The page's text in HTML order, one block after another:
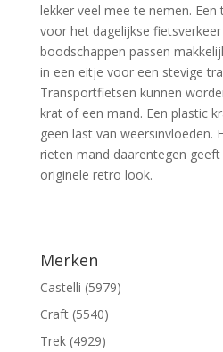
lekker veel mee te nemen.
voor het dagelijkse
boodschappen passen
in een eitje voor een stevige
Transportfietsen kunnen
krat of een mand. Een plastic
geen last van weersinvloeden.
rieten mand daarentegen
originele retro look.
Merken
Castelli (5979)
Craft (5540)
Trek (4929)